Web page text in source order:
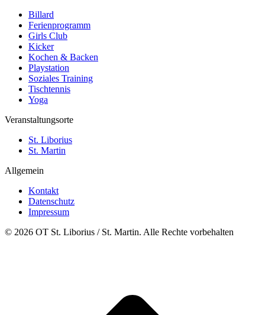
Billard
Ferienprogramm
Girls Club
Kicker
Kochen & Backen
Playstation
Soziales Training
Tischtennis
Yoga
Veranstaltungsorte
St. Liborius
St. Martin
Allgemein
Kontakt
Datenschutz
Impressum
© 2026 OT St. Liborius / St. Martin. Alle Rechte vorbehalten